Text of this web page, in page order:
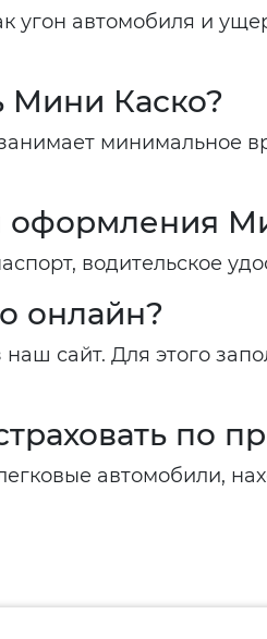
угон автомобиля и
Мини Каско?
минимальное
водительское
онлайн?
наш сайт. Для этого
по
автомобили,